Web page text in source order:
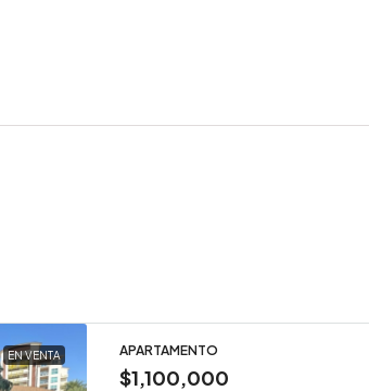
EN VENTA APARTAMENTO
$1,100,000